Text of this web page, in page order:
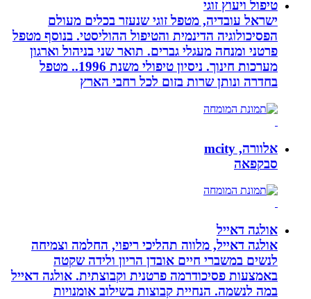
טיפול ויעוץ זוגי
ישראל עובדיה, מטפל זוגי שנעזר בכלים מעולם
הפסיכולוגיה הדינמית והטיפול ההוליסטי. בנוסף מטפל
פרטני ומנחה מעגלי גברים. תואר שני בניהול וארגון
מערכות חינוך. ניסיון טיפולי משנת 1996.. מטפל
בחדרה ונותן שרות בזום לכל רחבי הארץ
אלוורה, mcity
סבקפאה
אולגה דאייל
אולגה דאייל, מלווה תהליכי ריפוי, החלמה וצמיחה
לנשים במשברי חיים אובדן הריון ולידה שקטה
באמצעות פסיכודרמה פרטנית וקבוצתית. אולגה דאייל
במה לנשמה. ‏הנחיית קבוצות בשילוב אומנויות‏